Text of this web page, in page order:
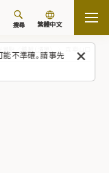
不準確。請事先
搜尋 繁體中文